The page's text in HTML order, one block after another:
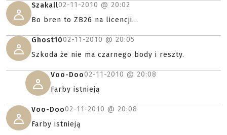
Szakall02-11-2010 @ 20:02
Bo bren to ZB26 na licencji...
Ghost1002-11-2010 @ 20:05
Szkoda że nie ma czarnego body i reszty.
Voo-Doo02-11-2010 @ 20:08
Farby istnieją
Voo-Doo02-11-2010 @ 20:08
Farby istnieją